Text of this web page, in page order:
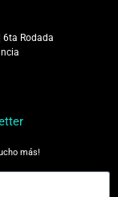
6ta Rodada
más!